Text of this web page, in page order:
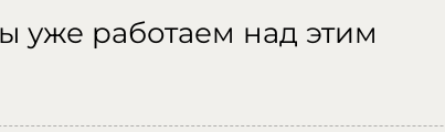
уже работаем над этим